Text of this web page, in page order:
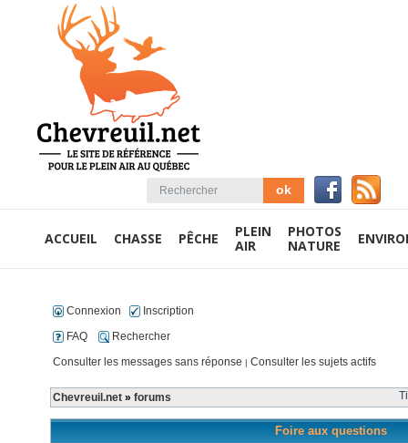
ACCUEIL CHASSE PÊCHE
PLEIN
AIR
PHOTOS
NATURE
Connexion
Inscription
FAQ
Rechercher
Consulter les messages sans réponse | Consulter les sujets actifs
Chevreuil.net » forums
Foire aux questions